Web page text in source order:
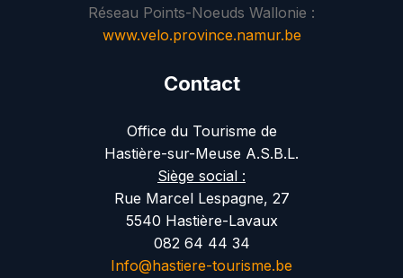
Réseau Points-Noeuds Wallonie :
www.velo.province.namur.be
Contact
Office du Tourisme de
Hastière-sur-Meuse A.S.B.L.
Siège social :
Rue Marcel Lespagne, 27
5540 Hastière-Lavaux
082 64 44 34
Info@hastiere-tourisme.be